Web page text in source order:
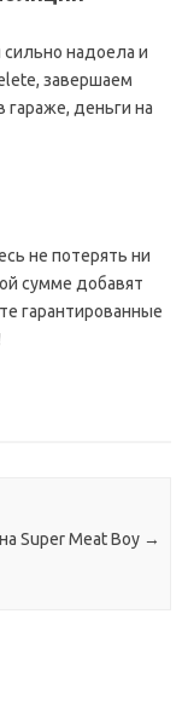
надоела и
завершаем
деньги на
не потерять ни
сумме добавят
гарантированные
Super Meat Boy →